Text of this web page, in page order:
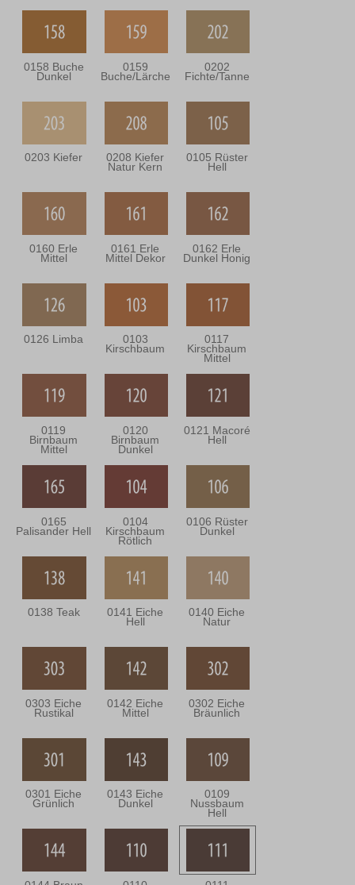
0158 Buche
Dunkel
0159
Buche/Lärche
0202
Fichte/Tanne
0203 Kiefer 0208 Kiefer
Natur Kern
0105 Rüster
Hell
0160 Erle
Mittel
0161 Erle
Mittel Dekor
0162 Erle
Dunkel Honig
0126 Limba 0103
Kirschbaum
0117
Kirschbaum
Mittel
0119
Birnbaum
Mittel
0120
Birnbaum
Dunkel
0121 Macoré
Hell
0165
Palisander Hell
0104
Kirschbaum
Rötlich
0106 Rüster
Dunkel
0138 Teak 0141 Eiche
Hell
0140 Eiche
Natur
0303 Eiche
Rustikal
0142 Eiche
Mittel
0302 Eiche
Bräunlich
0301 Eiche
Grünlich
0143 Eiche
Dunkel
0109
Nussbaum
Hell